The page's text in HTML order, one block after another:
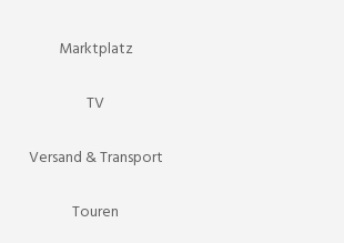
Marktplatz
TV
Versand & Transport
Touren